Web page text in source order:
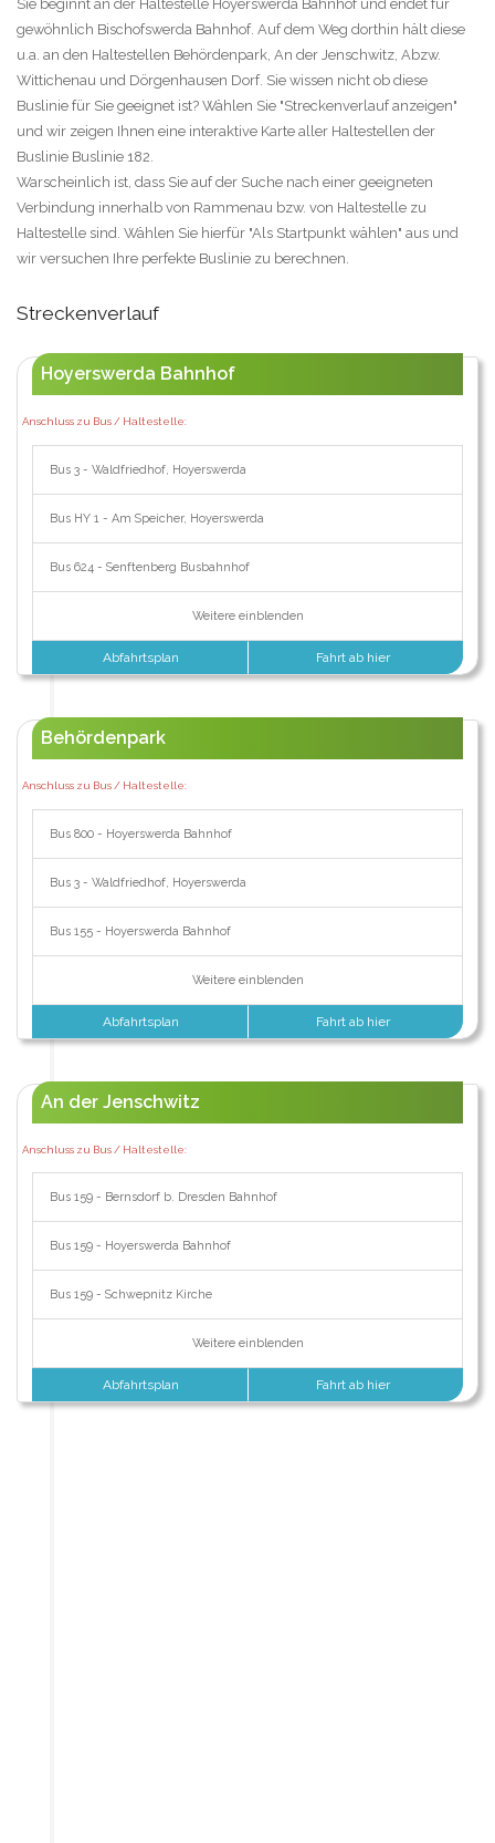
Sie beginnt an der Haltestelle Hoyerswerda Bahnhof und endet für
gewöhnlich Bischofswerda Bahnhof. Auf dem Weg dorthin hält diese
u.a. an den Haltestellen Behördenpark, An der Jenschwitz, Abzw.
Wittichenau und Dörgenhausen Dorf. Sie wissen nicht ob diese
Buslinie für Sie geeignet ist? Wählen Sie "Streckenverlauf anzeigen"
und wir zeigen Ihnen eine interaktive Karte aller Haltestellen der
Buslinie Buslinie 182.
Warscheinlich ist, dass Sie auf der Suche nach einer geeigneten
Verbindung innerhalb von Rammenau bzw. von Haltestelle zu
Haltestelle sind. Wählen Sie hierfür "Als Startpunkt wählen" aus und
wir versuchen Ihre perfekte Buslinie zu berechnen.
Streckenverlauf
Hoyerswerda Bahnhof
Anschluss zu Bus / Haltestelle:
Bus 3 - Waldfriedhof, Hoyerswerda
Bus HY 1 - Am Speicher, Hoyerswerda
Bus 624 - Senftenberg Busbahnhof
Weitere einblenden
Abfahrtsplan Fahrt ab hier
Behördenpark
Anschluss zu Bus / Haltestelle:
Bus 800 - Hoyerswerda Bahnhof
Bus 3 - Waldfriedhof, Hoyerswerda
Bus 155 - Hoyerswerda Bahnhof
Weitere einblenden
Abfahrtsplan Fahrt ab hier
An der Jenschwitz
Anschluss zu Bus / Haltestelle:
Bus 159 - Bernsdorf b. Dresden Bahnhof
Bus 159 - Hoyerswerda Bahnhof
Bus 159 - Schwepnitz Kirche
Weitere einblenden
Abfahrtsplan Fahrt ab hier